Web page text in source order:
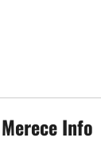
Info